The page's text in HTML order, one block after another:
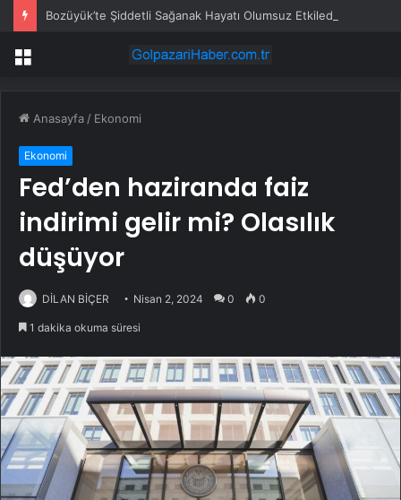
Bozüyük’te Şiddetli Sağanak Hayatı Olumsuz Etkiledi
Menü
Anasayfa / Ekonomi
Ekonomi
Fed’den haziranda faiz
indirimi gelir mi? Olasılık
düşüyor
DİLAN BİÇER Nisan 2, 2024 0 0
1 dakika okuma süresi